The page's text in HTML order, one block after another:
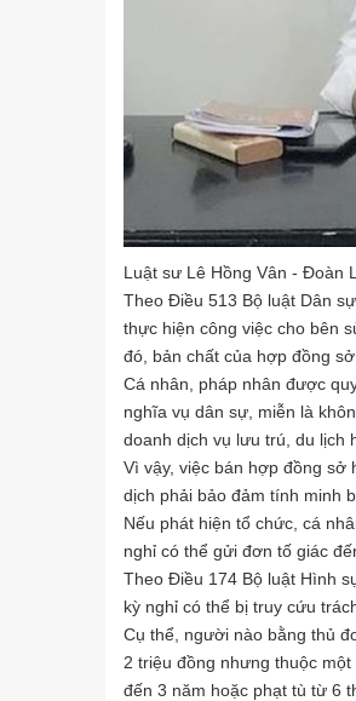
Luật sư Lê Hồng Vân - Đoàn
Theo Điều 513 Bộ luật Dân
thực hiện công việc cho bên
đó, bản chất của hợp đồng
Cá nhân, pháp nhân được
nghĩa vụ dân sự, miễn là
doanh dịch vụ lưu trú, du lịch
Vì vậy, việc bán hợp đồng sở
dịch phải bảo đảm tính minh
Nếu phát hiện tổ chức, cá
nghỉ có thể gửi đơn tố giác
Theo Điều 174 Bộ luật Hình
kỳ nghỉ có thể bị truy cứu
Cụ thể, người nào bằng thủ
2 triệu đồng nhưng thuộc
đến 3 năm hoặc phạt tù từ 6